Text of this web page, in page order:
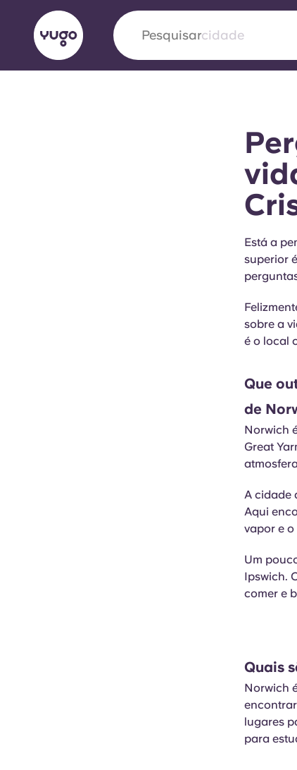
Pesquisarcidade
Yugo VCARB:
era no alojamento
A parceria pioneira Yugocom a VCARB
ambição e momentos inesquecíveis para
Está a
superior
sobre a
é o local
Que
de
Norwich
Great
A cidade
Aqui
vapor e
Um
Ipswich.
comer e
Quais
Norwich
lugares
para